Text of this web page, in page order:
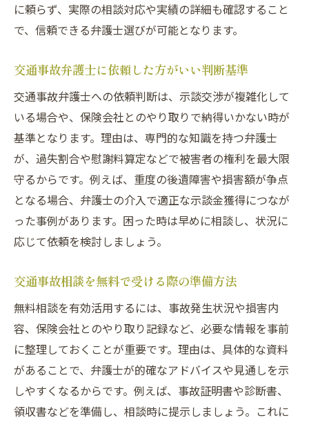
交通事故相談所を利用する際の事前準備と
は
る方法
交通事故相談センターのサポート内容の特
徴
交通事故の無料相談で得られる具体的な支
援例
交通事故示談の増額を目指すための相談ポ
イント
弁護士無料相談を使う際の活用術と注意点
ポイント
交通事故示談前に確認すべき重要ポイント
交通事故示談金を損しないための注意事項
交通事故の過失割合を正しく理解する方法
後悔しないための交通事故弁護士相談のコ
ツ
交通事故相談でよくあるトラブル事例と対
に頼らず、実際の相談対応や実績の詳細も確認すること
で、信頼できる弁護士選びが可能となります。
交通事故弁護士に依頼した方がいい判断基準
交通事故弁護士への依頼判断は、示談交渉が複雑化して
いる場合や、保険会社とのやり取りで納得いかない時が
基準となります。理由は、専門的な知識を持つ弁護士
が、過失割合や慰謝料算定などで被害者の権利を最大限
守るからです。例えば、重度の後遺障害や損害額が争点
となる場合、弁護士の介入で適正な示談金獲得につなが
った事例があります。困った時は早めに相談し、状況に
応じて依頼を検討しましょう。
交通事故相談を無料で受ける際の準備方法
無料相談を有効活用するには、事故発生状況や損害内
容、保険会社とのやり取り記録など、必要な情報を事前
に整理しておくことが重要です。理由は、具体的な資料
があることで、弁護士が的確なアドバイスや見通しを示
しやすくなるからです。例えば、事故証明書や診断書、
領収書などを準備し、相談時に提示しましょう。これに